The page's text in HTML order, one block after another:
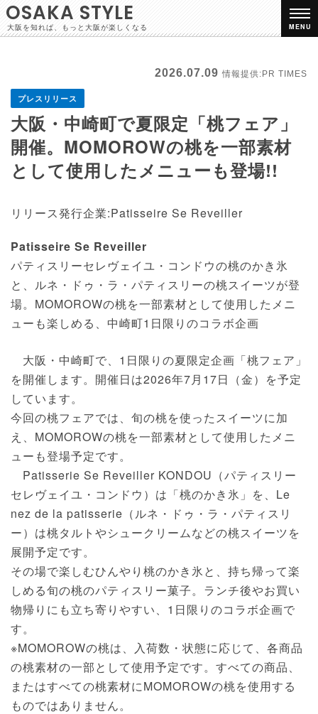
OSAKA STYLE
大阪を知れば、もっと大阪が楽しくなる MENU
2026.07.09 情報提供:PR TIMES
プレスリリース
大阪・中崎町で夏限定「桃フェア」
開催。MOMOROWの桃を一部素材
として使用したメニューも登場!!
リリース発行企業:Patisseire Se Reveiller
Patisseire Se Reveiller
パティスリーセレヴェイユ・コンドウの桃のかき氷
と、ルネ・ドゥ・ラ・パティスリーの桃スイーツが登
場。MOMOROWの桃を一部素材として使用したメニ
ューも楽しめる、中崎町1日限りのコラボ企画
大阪・中崎町で、1日限りの夏限定企画「桃フェア」
を開催します。開催日は2026年7月17日（金）を予定
しています。
今回の桃フェアでは、旬の桃を使ったスイーツに加
え、MOMOROWの桃を一部素材として使用したメニ
ューも登場予定です。
Patisserie Se Reveiller KONDOU（パティスリー
セレヴェイユ・コンドウ）は「桃のかき氷」を、Le
nez de la patisserie（ルネ・ドゥ・ラ・パティスリ
ー）は桃タルトやシュークリームなどの桃スイーツを
展開予定です。
その場で楽しむひんやり桃のかき氷と、持ち帰って楽
しめる旬の桃のパティスリー菓子。ランチ後やお買い
物帰りにも立ち寄りやすい、1日限りのコラボ企画で
す。
※MOMOROWの桃は、入荷数・状態に応じて、各商品
の桃素材の一部として使用予定です。すべての商品、
またはすべての桃素材にMOMOROWの桃を使用する
ものではありません。